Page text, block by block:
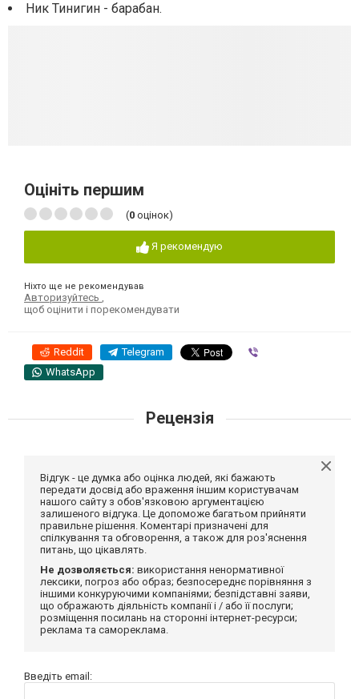
Ник Тинигин - барабан.
Оцініть першим
(0 оцінок)
Я рекомендую
Ніхто ще не рекомендував
Авторизуйтесь
щоб оцінити і порекомендувати
Reddit Telegram
WhatsApp
Рецензія
Відгук - це думка або оцінка людей, які бажають
передати досвід або враження іншим користувачам
нашого сайту з обов'язковою аргументацією
залишеного відгука. Це допоможе багатьом прийняти
правильне рішення. Коментарі призначені для
спілкування та обговорення, а також для роз'яснення
питань, що цікавлять.
Не дозволяється: використання ненормативної
лексики, погроз або образ; безпосереднє порівняння з
іншими конкуруючими компаніями; безпідставні заяви,
що ображають діяльність компанії і / або її послуги;
розміщення посилань на сторонні інтернет-ресурси;
реклама та самореклама.
Введіть email: